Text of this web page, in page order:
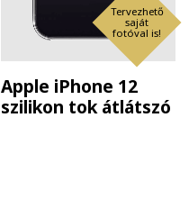
Tervezhető
saját
fotóval is!
Apple iPhone 12
szilikon tok átlátszó